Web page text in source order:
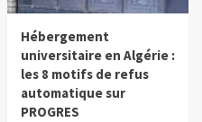
Hébergement
universitaire en Algérie :
les 8 motifs de refus
automatique sur
PROGRES